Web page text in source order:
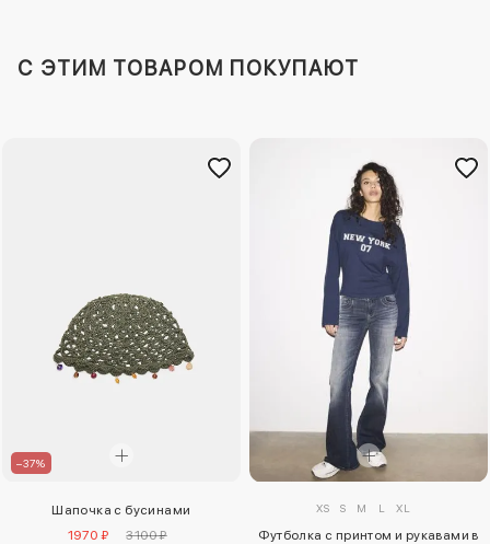
C ЭТИМ ТОВАРОМ ПОКУПАЮТ
–37%
Шапочка с бусинами
1970 ₽
3100 ₽
XS S M L XL
Футболка с принтом и рукавами в